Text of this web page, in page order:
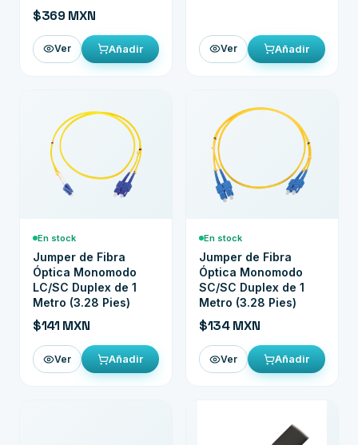
$369 MXN
Ver Añadir Ver Añadir
En stock
Jumper de Fibra
Óptica Monomodo
LC/SC Duplex de 1
Metro (3.28 Pies)
$141 MXN
Ver Añadir
En stock
Jumper de Fibra
Óptica Monomodo
SC/SC Duplex de 1
Metro (3.28 Pies)
$134 MXN
Ver Añadir